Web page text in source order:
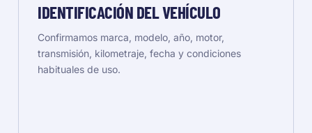
IDENTIFICACIÓN DEL VEHÍCULO
Confirmamos marca, modelo, año, motor,
transmisión, kilometraje, fecha y condiciones
habituales de uso.